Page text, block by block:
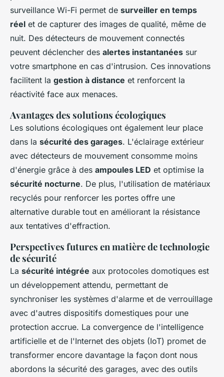
surveillance Wi-Fi permet de surveiller en temps
réel et de capturer des images de qualité, même de
nuit. Des détecteurs de mouvement connectés
peuvent déclencher des alertes instantanées sur
votre smartphone en cas d'intrusion. Ces innovations
facilitent la gestion à distance et renforcent la
réactivité face aux menaces.
Avantages des solutions écologiques
Les solutions écologiques ont également leur place
dans la sécurité des garages. L'éclairage extérieur
avec détecteurs de mouvement consomme moins
d'énergie grâce à des ampoules LED et optimise la
sécurité nocturne. De plus, l'utilisation de matériaux
recyclés pour renforcer les portes offre une
alternative durable tout en améliorant la résistance
aux tentatives d'effraction.
Perspectives futures en matière de technologie
de sécurité
La sécurité intégrée aux protocoles domotiques est
un développement attendu, permettant de
synchroniser les systèmes d'alarme et de verrouillage
avec d'autres dispositifs domestiques pour une
protection accrue. La convergence de l'intelligence
artificielle et de l'Internet des objets (IoT) promet de
transformer encore davantage la façon dont nous
abordons la sécurité des garages, avec des outils